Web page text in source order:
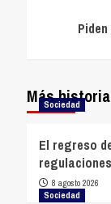
MásSociedad
El regreso
8 agosto 2026
Sociedad